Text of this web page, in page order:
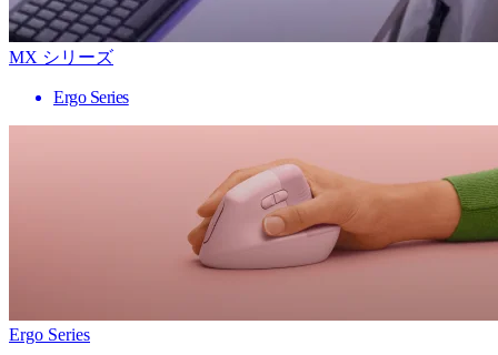
MX シリーズ
Ergo Series
Ergo Series